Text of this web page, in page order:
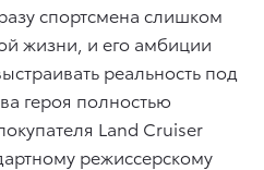
спортсмена слишком
жизни, и его амбиции
реальность под
героя полностью
Land Cruiser
режиссерскому